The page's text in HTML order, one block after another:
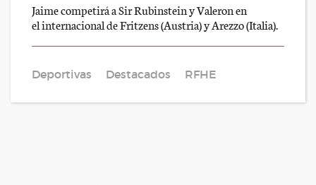
Jaime competirá a Sir Rubinstein y Valeron en
el internacional de Fritzens (Austria) y Arezzo (Italia).
Deportivas Destacados RFHE